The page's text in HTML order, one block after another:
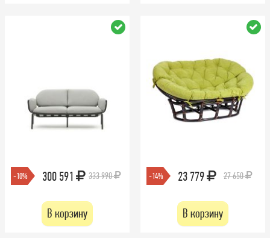
-10% 300 591 333 990
В корзину
-14% 23 779 27 650
В корзину